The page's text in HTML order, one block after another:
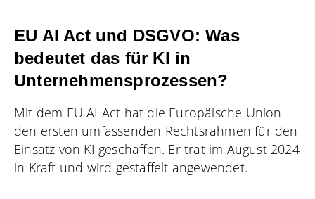
EU AI Act und DSGVO: Was
bedeutet das für KI in
Unternehmensprozessen?
Mit dem EU AI Act hat die Europäische Union
den ersten umfassenden Rechtsrahmen für den
Einsatz von KI geschaffen. Er trat im August 2024
in Kraft und wird gestaffelt angewendet.